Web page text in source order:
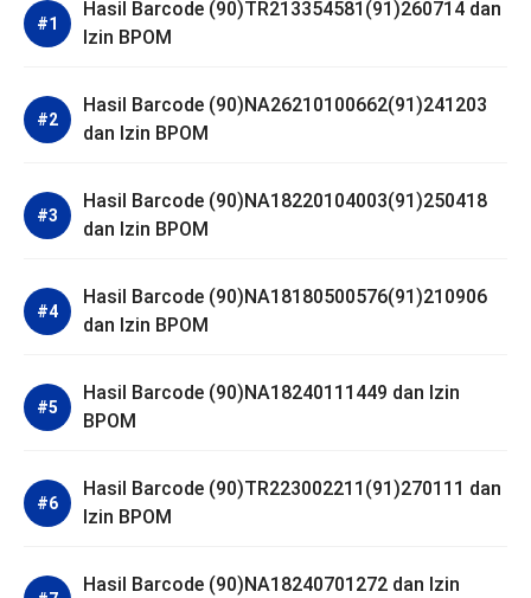
Hasil Barcode (90)TR213354581(91)260714 dan
Izin BPOM
Hasil Barcode (90)NA26210100662(91)241203
dan Izin BPOM
Hasil Barcode (90)NA18220104003(91)250418
dan Izin BPOM
Hasil Barcode (90)NA18180500576(91)210906
dan Izin BPOM
Hasil Barcode (90)NA18240111449 dan Izin
BPOM
Hasil Barcode (90)TR223002211(91)270111 dan
Izin BPOM
Hasil Barcode (90)NA18240701272 dan Izin